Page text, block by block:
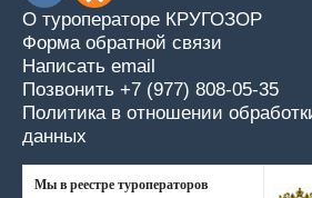
О туроператоре КРУГОЗОР
Форма обратной связи
Написать email
Позвонить +7 (977) 808-05-35
Политика в отношении
данных
Мы в реестре туроператоров